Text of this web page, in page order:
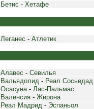
Бетис - Хетафе
Леганес - Атлетик
Алавес - Севилья
Вальядолид - Реал Сосьедад
Осасуна- Лас-Пальмас
Валенсия - Жирона
Реал Мадрид - Эспаньол